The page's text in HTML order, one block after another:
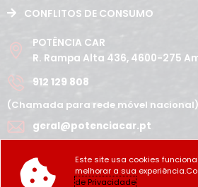
CONFLITOS DE CONSUMO
POTÊNCIA CAR
R. Rampa Alta 436, 4600-275
912 129 808
(Chamada para rede móvel nacional)
geral@potenciacar.pt
10:00h - 12:30h | 14h 19:30h
Domingo
Este site usa cookies
melhorar a sua
de Privacidade